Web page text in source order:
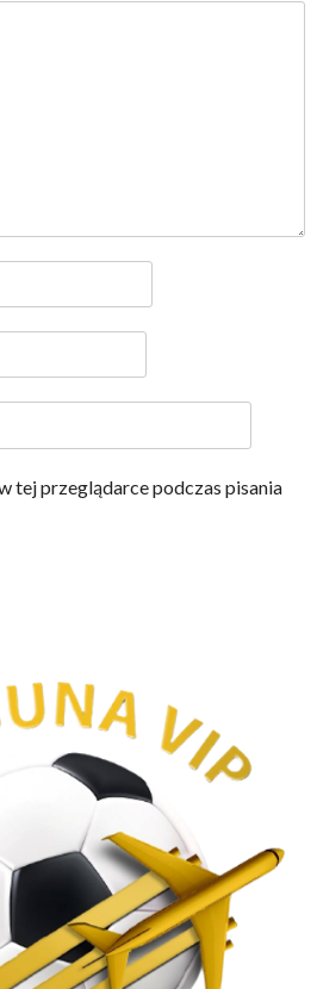
tej przeglądarce podczas pisania